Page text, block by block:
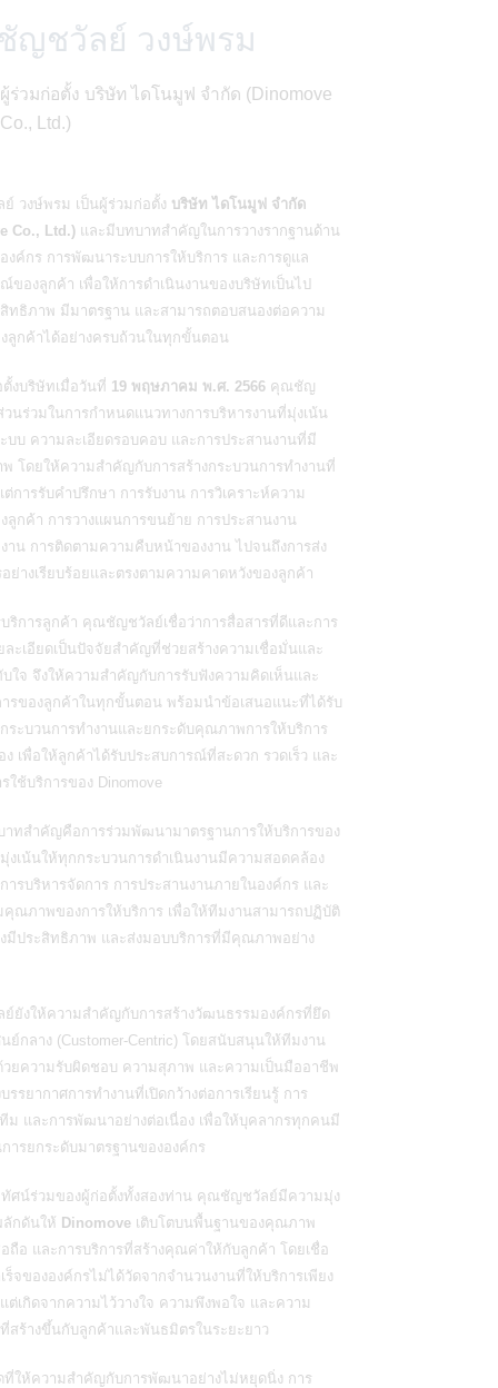
ชวัลย์ วงษ์พรม
ผู้ร่วมก่อตั้ง บริษัท ไดโนมูฟ จำกัด (Dinomove
Co., Ltd.)
วงษ์พรม เป็นผู้ร่วมก่อตั้ง บริษัท ไดโนมูฟ จำกัด
Co., Ltd.) และมีบทบาทสำคัญในการวางรากฐานด้าน
งค์กร การพัฒนาระบบการให้บริการ และการดูแล
ของลูกค้า เพื่อให้การดำเนินงานของบริษัทเป็นไป
ทธิภาพ มีมาตรฐาน และสามารถตอบสนองต่อความ
ลูกค้าได้อย่างครบถ้วนในทุกขั้นตอน
งบริษัทเมื่อวันที่ 19 พฤษภาคม พ.ศ. 2566 คุณชัญ
นร่วมในการกำหนดแนวทางการบริหารงานที่มุ่งเน้น
บบ ความละเอียดรอบคอบ และการประสานงานที่มี
โดยให้ความสำคัญกับการสร้างกระบวนการทำงานที่
ต่การรับคำปรึกษา การรับงาน การวิเคราะห์ความ
ลูกค้า การวางแผนการขนย้าย การประสานงาน
าน การติดตามความคืบหน้าของงาน ไปจนถึงการส่ง
ย่างเรียบร้อยและตรงตามความคาดหวังของลูกค้า
ริการลูกค้า คุณชัญชวัลย์เชื่อว่าการสื่อสารที่ดีและการ
ละเอียดเป็นปัจจัยสำคัญที่ช่วยสร้างความเชื่อมั่นและ
ใจ จึงให้ความสำคัญกับการรับฟังความคิดเห็นและ
รของลูกค้าในทุกขั้นตอน พร้อมนำข้อเสนอแนะที่ได้รับ
ระบวนการทำงานและยกระดับคุณภาพการให้บริการ
ง เพื่อให้ลูกค้าได้รับประสบการณ์ที่สะดวก รวดเร็ว และ
ใช้บริการของ Dinomove
ทสำคัญคือการร่วมพัฒนามาตรฐานการให้บริการของ
งเน้นให้ทุกกระบวนการดำเนินงานมีความสอดคล้อง
ารบริหารจัดการ การประสานงานภายในองค์กร และ
ณภาพของการให้บริการ เพื่อให้ทีมงานสามารถปฏิบัติ
มีประสิทธิภาพ และส่งมอบบริการที่มีคุณภาพอย่าง
ยังให้ความสำคัญกับการสร้างวัฒนธรรมองค์กรที่ยึด
ย์กลาง (Customer-Centric) โดยสนับสนุนให้ทีมงาน
ยความรับผิดชอบ ความสุภาพ และความเป็นมืออาชีพ
รรยากาศการทำงานที่เปิดกว้างต่อการเรียนรู้ การ
ม และการพัฒนาอย่างต่อเนื่อง เพื่อให้บุคลากรทุกคนมี
ารยกระดับมาตรฐานขององค์กร
ทัศน์ร่วมของผู้ก่อตั้งทั้งสองท่าน คุณชัญชวัลย์มีความมุ่ง
กดันให้ Dinomove เติบโตบนพื้นฐานของคุณภาพ
ถือ และการบริการที่สร้างคุณค่าให้กับลูกค้า โดยเชื่อ
ร็จขององค์กรไม่ได้วัดจากจำนวนงานที่ให้บริการเพียง
ต่เกิดจากความไว้วางใจ ความพึงพอใจ และความ
ร้างขึ้นกับลูกค้าและพันธมิตรในระยะยาว
ที่ให้ความสำคัญกับการพัฒนาอย่างไม่หยุดนิ่ง การ